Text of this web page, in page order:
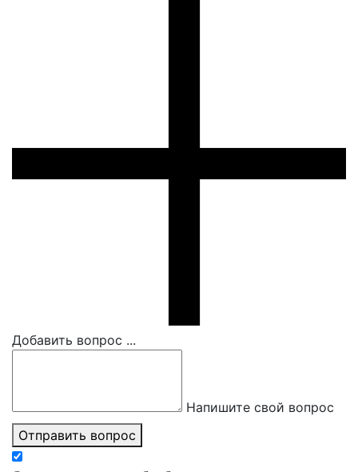
Добавить вопрос ...
Напишите свой вопрос
Отправить вопрос